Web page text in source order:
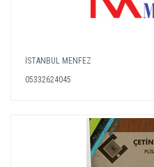
İSTANBUL MENFEZ
05332624045